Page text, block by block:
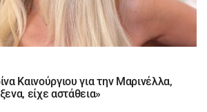
Καινούργιου για την Μαρινέλλα,
είχε αστάθεια»